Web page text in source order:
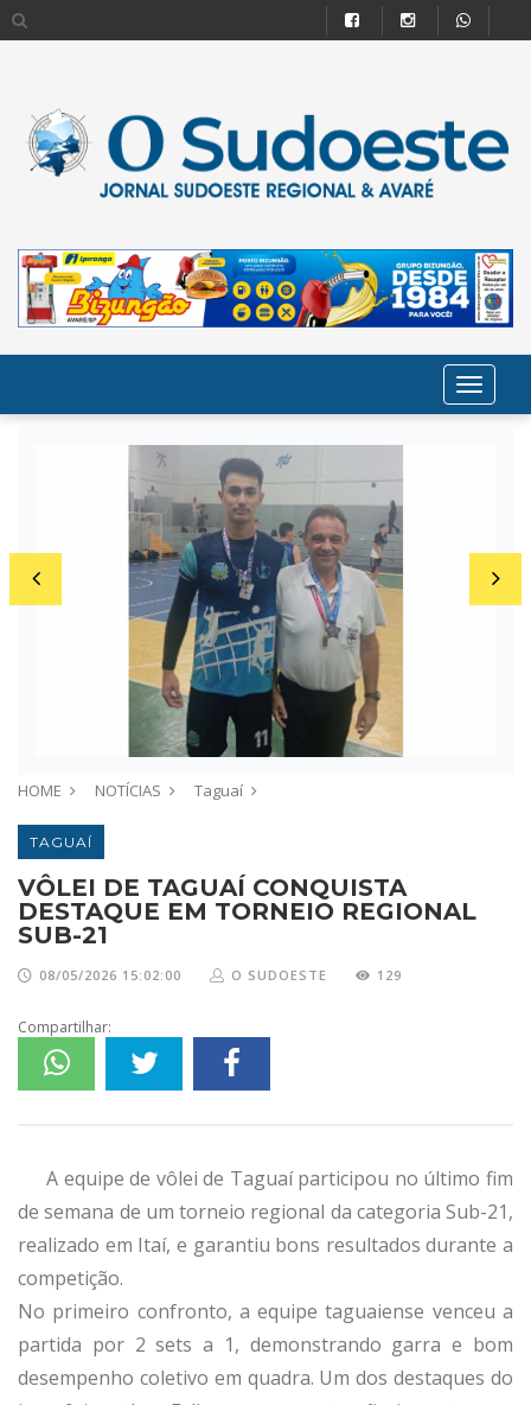
HOME NOTÍCIAS Taguaí
TAGUAÍ
VÔLEI DE TAGUAÍ CONQUISTA
DESTAQUE EM TORNEIO REGIONAL
SUB-21
08/05/2026 15:02:00 O SUDOESTE 129
Compartilhar:
A equipe de vôlei de Taguaí participou no último fim
de semana de um torneio regional da categoria Sub-21,
realizado em Itaí, e garantiu bons resultados durante a
competição.
No primeiro confronto, a equipe taguaiense venceu a
partida por 2 sets a 1, demonstrando garra e bom
desempenho coletivo em quadra. Um dos destaques do